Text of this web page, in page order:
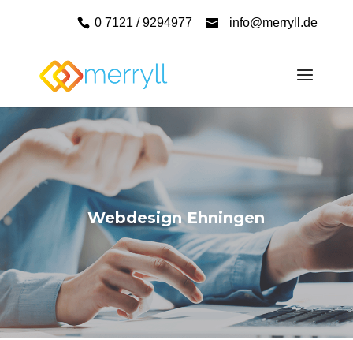
0 7121 / 9294977 info@merryll.de
Webdesign Ehningen